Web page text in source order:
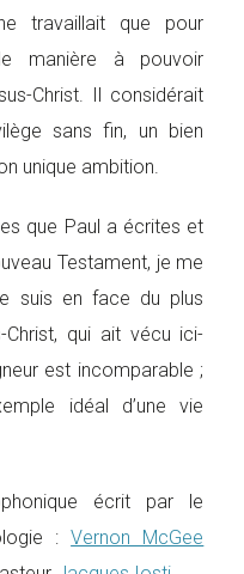
travaillait que pour
manière à pouvoir
Christ. Il considérait
sans fin, un bien
unique ambition.
que Paul a écrites et
Testament, je me
suis en face du plus
Christ, qui ait vécu ici-
est incomparable ;
idéal d’une vie
écrit par le
:Vernon McGee